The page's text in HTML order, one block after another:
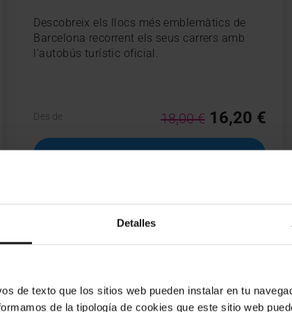
Detalles
de texto que los sitios web pueden instalar en tu
de la tipología de cookies que este sitio web
Descobreix els llocs més emblemàtics de
Barcelona recorrent els seus carrers amb
l'autobús turístic oficial.
Des de 16,20 €
18,00 €
COMPRA